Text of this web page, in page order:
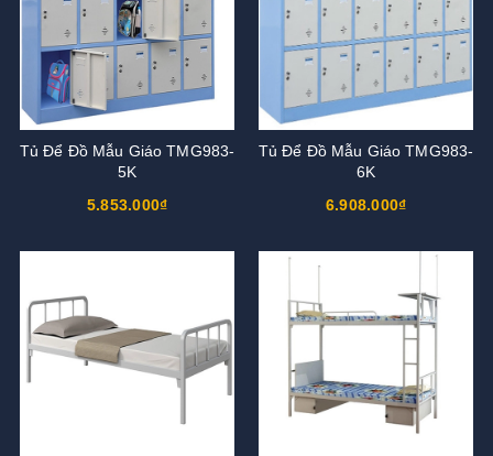
Tủ Để Đồ Mẫu Giáo TMG983-
5K
5.853.000₫
Tủ Để Đồ Mẫu Giáo TMG983-
6K
6.908.000₫